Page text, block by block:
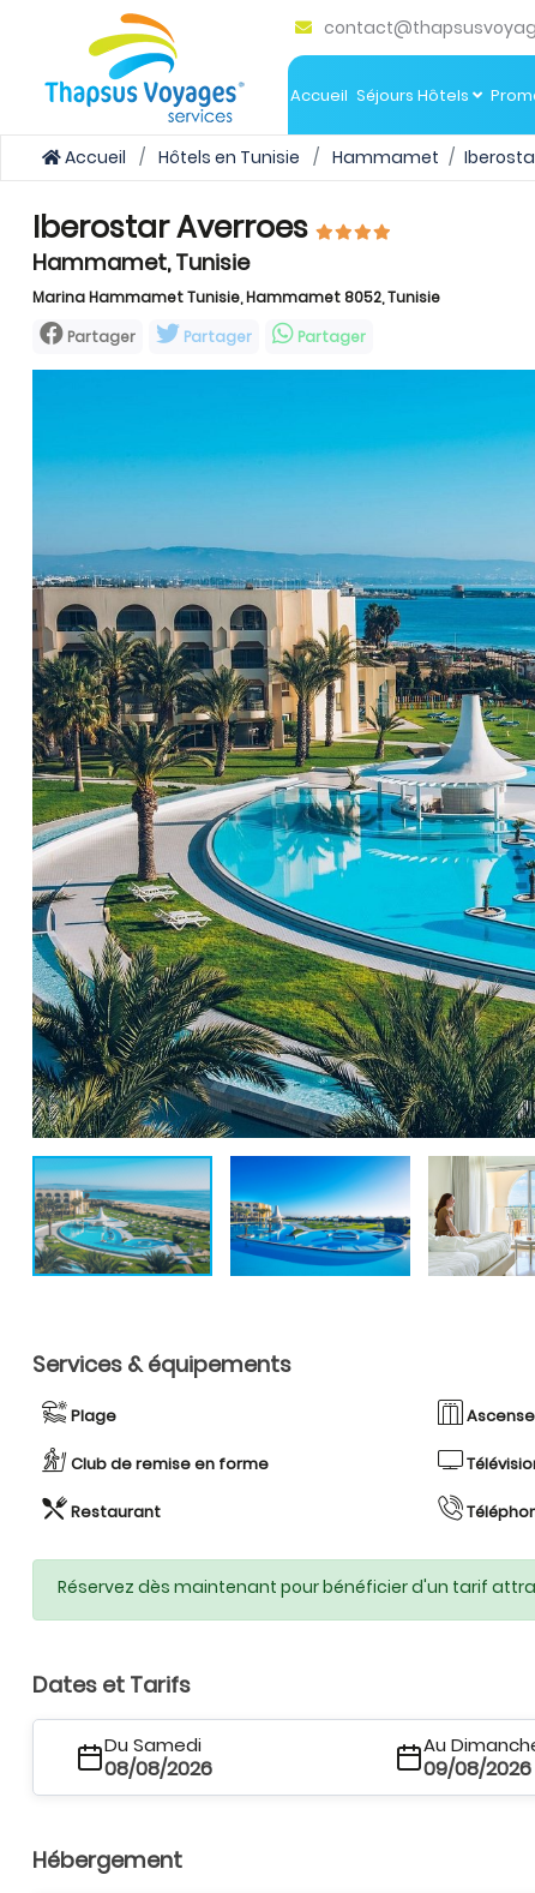
Accueil Séjours Hôtels
Accueil Hôtels en Tunisie Hammamet
Iberostar Averroes
Hammamet, Tunisie
Marina Hammamet Tunisie, Hammamet 8052, Tunisie
Partager
Partager Partager
Services & équipements
Plage
Club de remise en forme
Restaurant
Réservez dès maintenant pour bénéficier d'un tarif
Dates et Tarifs
Du Samedi
08/08/2026
Au
09/08/2026
Hébergement